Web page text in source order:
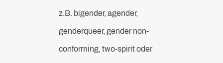
z.B. bigender, agender,
genderqueer, gender non-
conforming, two-spirit oder